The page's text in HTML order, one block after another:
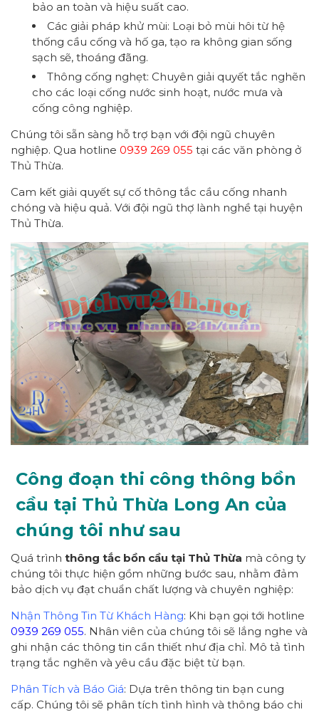
bảo an toàn và hiệu suất cao.
Các giải pháp khử mùi: Loại bỏ mùi hôi từ hệ
thống cầu cống và hố ga, tạo ra không gian sống
sạch sẽ, thoáng đãng.
Thông cống nghẹt: Chuyên giải quyết tắc nghẽn
cho các loại cống nước sinh hoạt, nước mưa và
cống công nghiệp.
Chúng tôi sẵn sàng hỗ trợ bạn với đội ngũ chuyên
nghiệp. Qua hotline 0939 269 055 tại các văn phòng ở
Thủ Thừa.
Cam kết giải quyết sự cố thông tắc cầu cống nhanh
chóng và hiệu quả. Với đội ngũ thợ lành nghề tại huyện
Thủ Thừa.
Công đoạn thi công thông bồn
cầu tại Thủ Thừa Long An của
chúng tôi như sau
Quá trình thông tắc bồn cầu tại Thủ Thừa mà công ty
chúng tôi thực hiện gồm những bước sau, nhằm đảm
bảo dịch vụ đạt chuẩn chất lượng và chuyên nghiệp:
Nhận Thông Tin Từ Khách Hàng: Khi bạn gọi tới hotline
0939 269 055. Nhân viên của chúng tôi sẽ lắng nghe và
ghi nhận các thông tin cần thiết như địa chỉ. Mô tả tình
trạng tắc nghẽn và yêu cầu đặc biệt từ bạn.
Phân Tích và Báo Giá: Dựa trên thông tin bạn cung
cấp. Chúng tôi sẽ phân tích tình hình và thông báo chi